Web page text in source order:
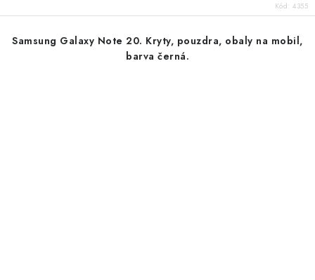
Kód: 4355
Samsung Galaxy Note 20. Kryty, pouzdra, obaly na mobil,
barva černá.